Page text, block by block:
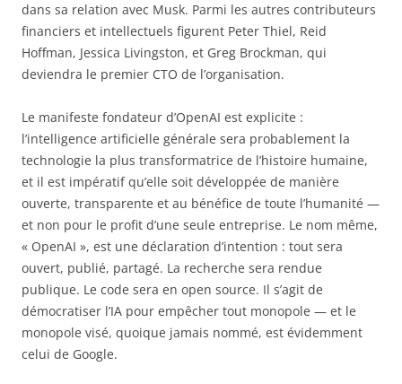
dans sa relation avec Musk. Parmi les autres contributeurs
financiers et intellectuels figurent Peter Thiel, Reid
Hoffman, Jessica Livingston, et Greg Brockman, qui
deviendra le premier CTO de l’organisation.
Le manifeste fondateur d’OpenAI est explicite :
l’intelligence artificielle générale sera probablement la
technologie la plus transformatrice de l’histoire humaine,
et il est impératif qu’elle soit développée de manière
ouverte, transparente et au bénéfice de toute l’humanité —
et non pour le profit d’une seule entreprise. Le nom même,
« OpenAI », est une déclaration d’intention : tout sera
ouvert, publié, partagé. La recherche sera rendue
publique. Le code sera en open source. Il s’agit de
démocratiser l’IA pour empêcher tout monopole — et le
monopole visé, quoique jamais nommé, est évidemment
celui de Google.